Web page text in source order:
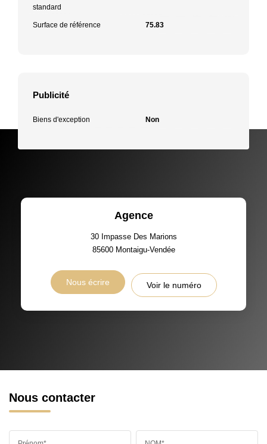
standard
Surface de référence 75.83
Publicité
Biens d'exception Non
Agence
30 Impasse Des Marions
85600 Montaigu-Vendée
Nous écrire Voir le numéro
Nous contacter